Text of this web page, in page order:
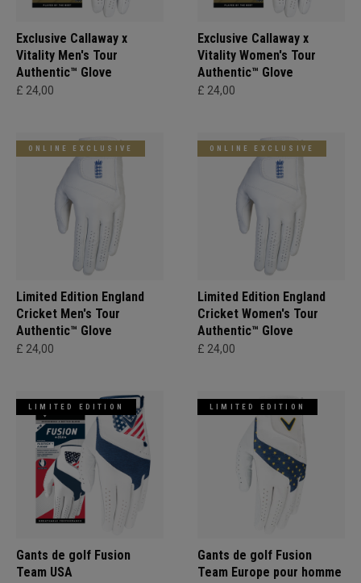
Exclusive Callaway x
Vitality Men's Tour
Authentic™ Glove
£ 24,00
Exclusive Callaway x
Vitality Women's Tour
Authentic™ Glove
£ 24,00
ONLINE EXCLUSIVE
Limited Edition England
Cricket Men's Tour
Authentic™ Glove
£ 24,00
ONLINE EXCLUSIVE
Limited Edition England
Cricket Women's Tour
Authentic™ Glove
£ 24,00
LIMITED EDITION
Gants de golf Fusion
Team USA
LIMITED EDITION
Gants de golf Fusion
Team Europe pour homme